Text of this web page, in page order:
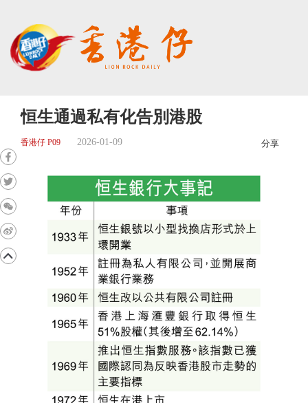
恒生通過私有化告別港股
香港仔 P09 2026-01-09 分享